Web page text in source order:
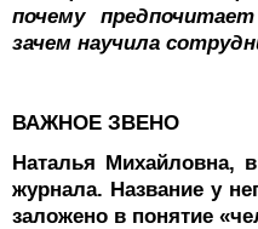
почему
зачем научила
ВАЖНОЕ ЗВЕНО
Наталья Михайловна,
журнала. Название у
заложено в понятие